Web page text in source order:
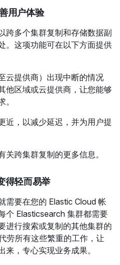
用户体验
跨多个集群复制和存储数据副
。这项功能可在以下方面提供
云提供商）出现中断的情况
他区域或云提供商，让您能够
。
近，以减少延迟，并为用户提
关跨集群复制的更多信息。
得轻而易举
需要在您的 Elastic Cloud 帐
个 Elasticsearch 集群都需要
进行搜索或复制的其他集群的
劳所有这些繁重的工作，让
，专心实现业务成果。